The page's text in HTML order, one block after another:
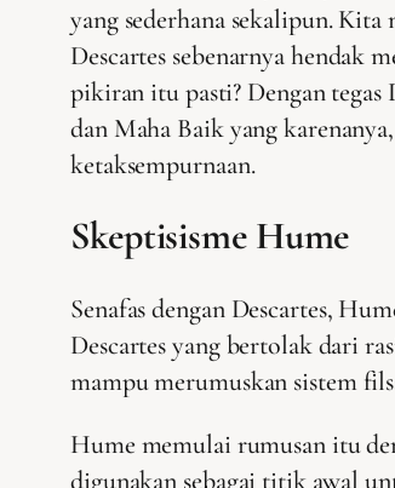
yang sederhana sekalipun.
Descartes sebenarnya hendak
pikiran itu pasti? Dengan tegas
dan Maha Baik yang
ketaksempurnaan.
Skeptisisme Hume
Senafas dengan Descartes,
Descartes yang bertolak dari
mampu merumuskan sistem
Hume memulai rumusan itu
digunakan sebagai titik awal